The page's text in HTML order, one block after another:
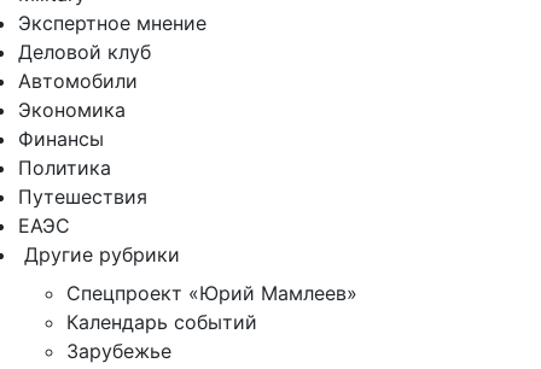
Экспертное мнение
Деловой клуб
Автомобили
Экономика
Финансы
Политика
Путешествия
ЕАЭС
Другие рубрики
Спецпроект «Юрий Мамлеев»
Календарь событий
Зарубежье